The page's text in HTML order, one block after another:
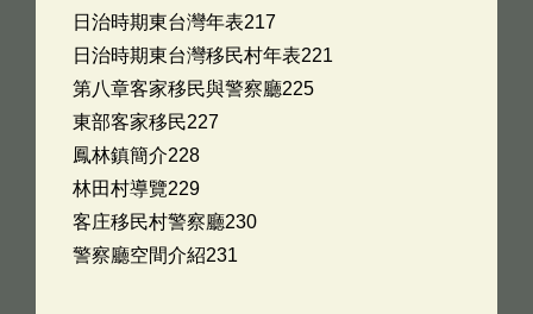
日治時期東台灣年表217
日治時期東台灣移民村年表221
第八章客家移民與警察廳225
東部客家移民227
鳳林鎮簡介228
林田村導覽229
客庄移民村警察廳230
警察廳空間介紹231